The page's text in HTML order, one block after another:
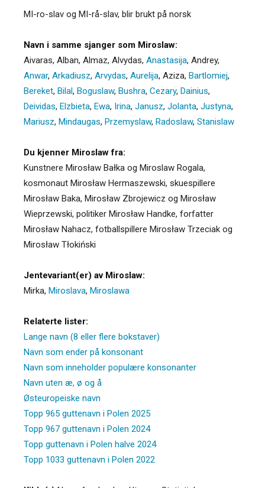
MI-ro-slav og MI-rå-slav, blir brukt på norsk
Navn i samme sjanger som Miroslaw:
Aivaras, Alban, Almaz, Alvydas, Anastasija, Andrey,
Anwar, Arkadiusz, Arvydas, Aurelija, Aziza, Bartlomiej,
Bereket, Bilal, Boguslaw, Bushra, Cezary, Dainius,
Deividas, Elzbieta, Ewa, Irina, Janusz, Jolanta, Justyna,
Mariusz, Mindaugas, Przemyslaw, Radoslaw, Stanislaw
Du kjenner Miroslaw fra:
Kunstnere Mirosław Bałka og Miroslaw Rogala,
kosmonaut Mirosław Hermaszewski, skuespillere
Mirosław Baka, Mirosław Zbrojewicz og Mirosław
Wieprzewski, politiker Mirosław Handke, forfatter
Mirosław Nahacz, fotballspillere Mirosław Trzeciak og
Mirosław Tłokiński
Jentevariant(er) av Miroslaw:
Mirka, Miroslava, Miroslawa
Relaterte lister:
Lange navn (8 eller flere bokstaver)
Navn som ender på konsonant
Navn som inneholder populære konsonanter
Navn uten æ, ø og å
Østeuropeiske navn
Topp 965 guttenavn i Polen 2025
Topp 967 guttenavn i Polen 2024
Topp guttenavn i Polen halve 2024
Topp 1033 guttenavn i Polen 2022